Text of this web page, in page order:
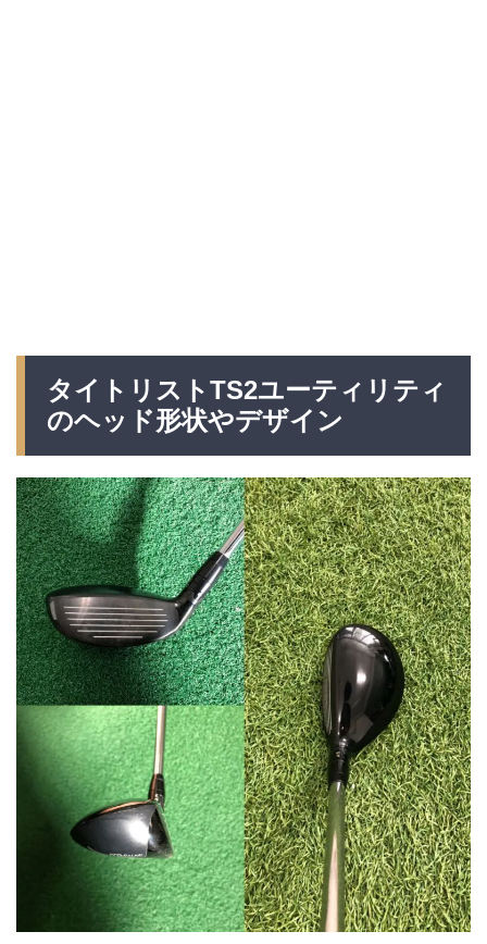
タイトリストTS2ユーティリティ
のヘッド形状やデザイン